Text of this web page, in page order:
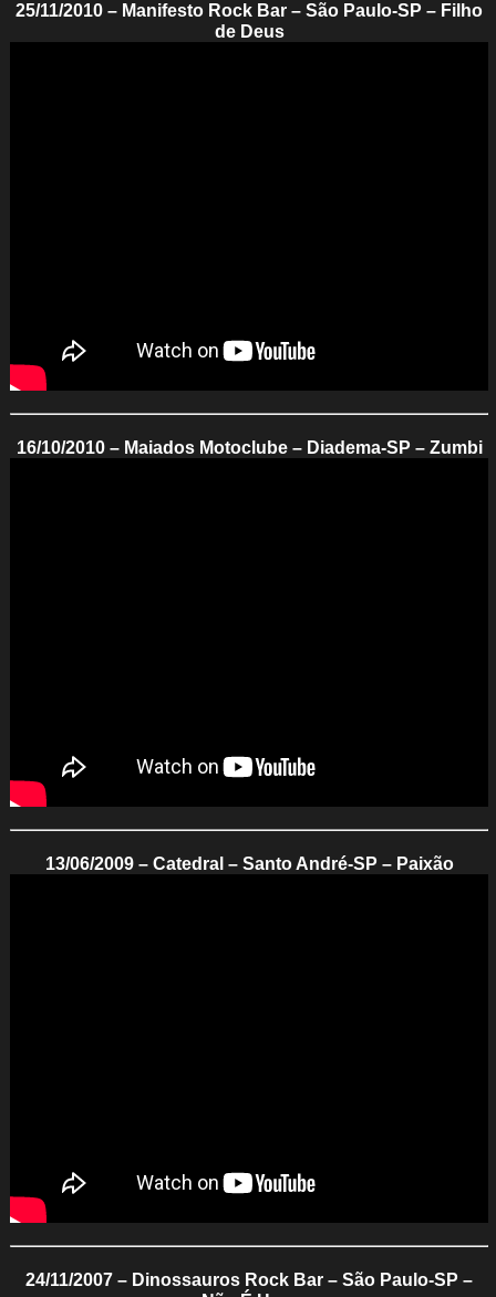
25/11/2010 – Manifesto Rock Bar – São Paulo-SP – Filho
de Deus
16/10/2010 – Maiados Motoclube – Diadema-SP – Zumbi
13/06/2009 – Catedral – Santo André-SP – Paixão
24/11/2007 – Dinossauros Rock Bar – São Paulo-SP –